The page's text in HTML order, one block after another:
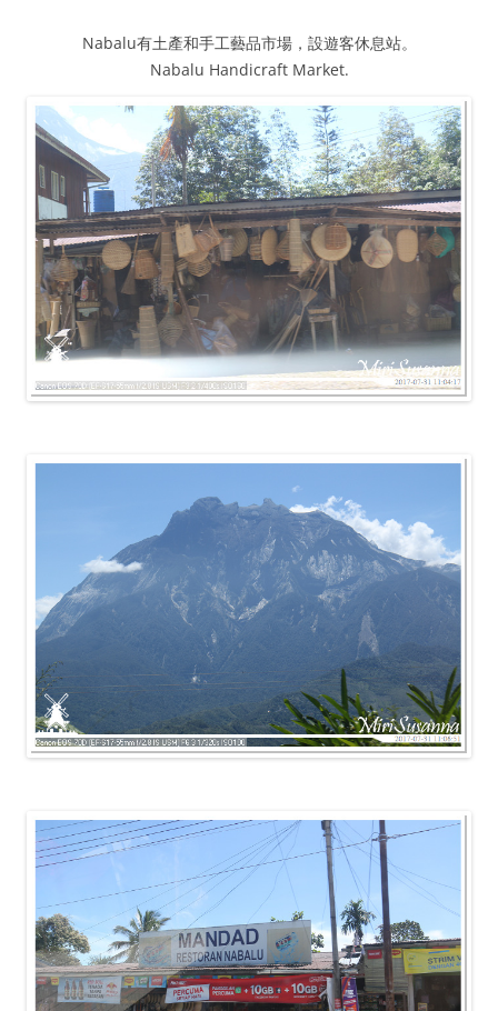
Nabalu有土產和手工藝品市場，設遊客休息站。
Nabalu Handicraft Market.